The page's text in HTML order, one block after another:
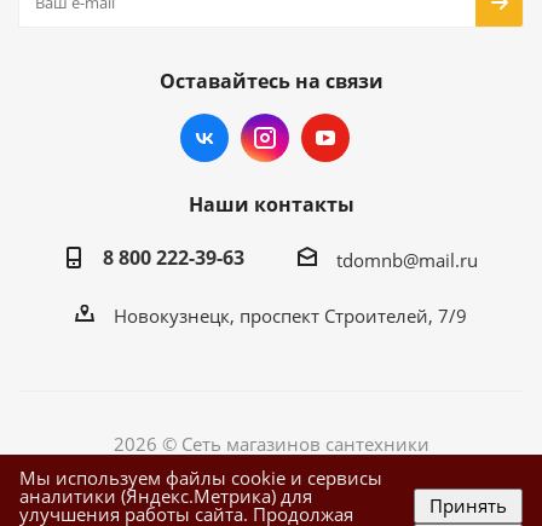
Оставайтесь на связи
Наши контакты
8 800 222-39-63
tdomnb@mail.ru
Новокузнецк, проспект Строителей, 7/9
2026 © Сеть магазинов сантехники
Мы используем файлы cookie и сервисы
аналитики (Яндекс.Метрика) для
улучшения работы сайта. Продолжая Принять